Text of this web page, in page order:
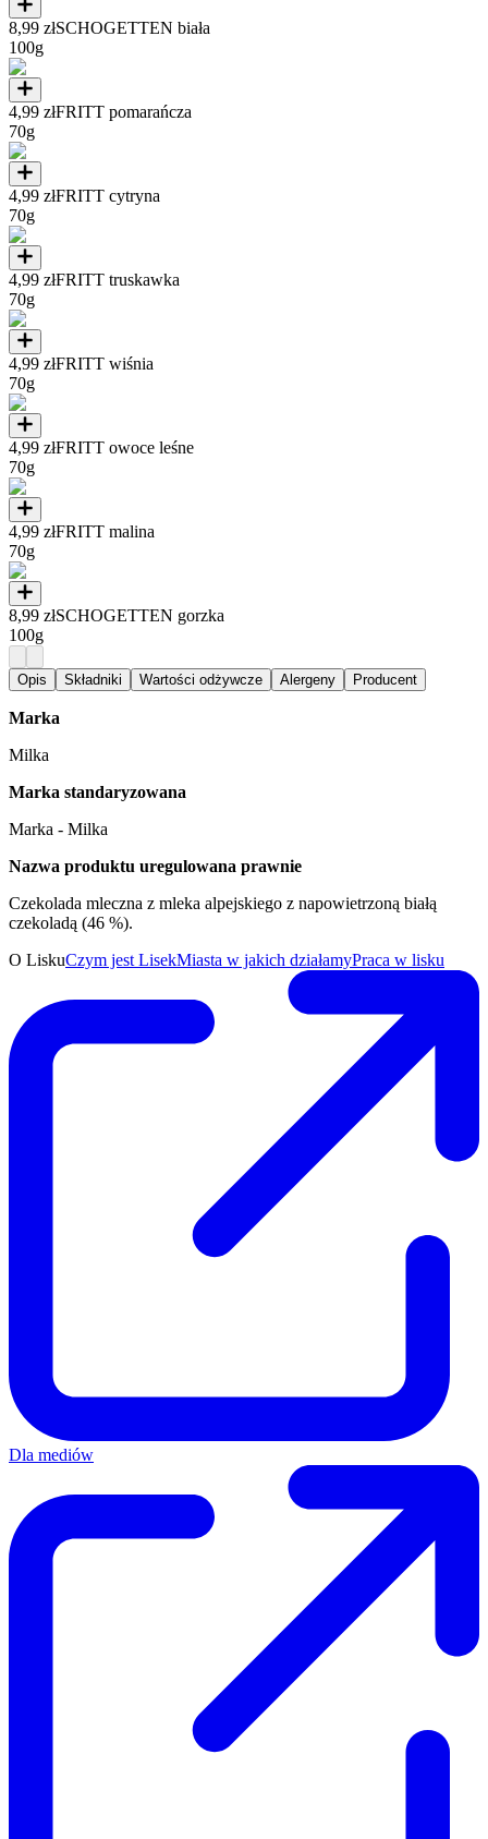
8,99 złSCHOGETTEN biała
100g
4,99 złFRITT pomarańcza
70g
4,99 złFRITT cytryna
70g
4,99 złFRITT truskawka
70g
4,99 złFRITT wiśnia
70g
4,99 złFRITT owoce leśne
70g
4,99 złFRITT malina
70g
8,99 złSCHOGETTEN gorzka
100g
Opis Składniki Wartości odżywcze Alergeny Producent
Marka
Milka
Marka standaryzowana
Marka - Milka
Nazwa produktu uregulowana prawnie
Czekolada mleczna z mleka alpejskiego z napowietrzoną białą
czekoladą (46 %).
O LiskuCzym jest LisekMiasta w jakich działamyPraca w lisku
Dla mediów